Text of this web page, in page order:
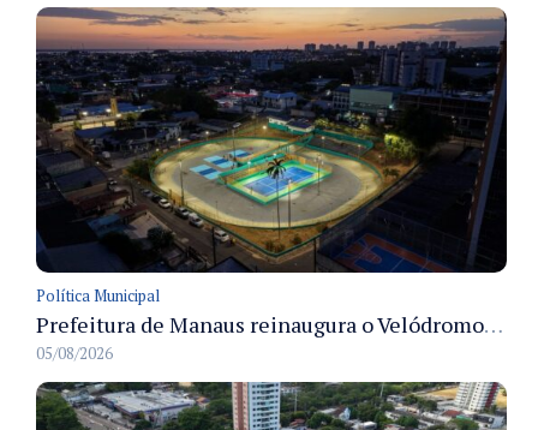
Política Municipal
Prefeitura de Manaus reinaugura o Velódromo Professora Alzira Campos e entrega espaço esportivo totalmente revitalizado
05/08/2026